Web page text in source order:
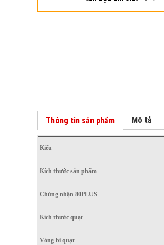
Thông tin sản phẩm Mô tả
Kiểu
Kích thước sản phẩm
Chứng nhận 80PLUS
Kích thước quạt
Vòng bi quạt